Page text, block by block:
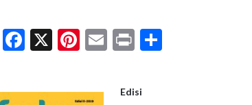
Telegram
Facebook
X Pinterest
Email
Print
Edisi